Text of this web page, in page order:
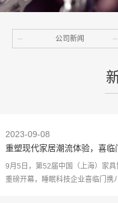
公司新闻
2023-09-08
重塑现代家居潮流体验，喜临
亮相上海家博会
9月5日，第52届中国（上海）家具
重磅开幕，睡眠科技企业喜临门携